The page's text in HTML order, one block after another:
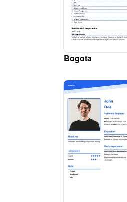
Bogota